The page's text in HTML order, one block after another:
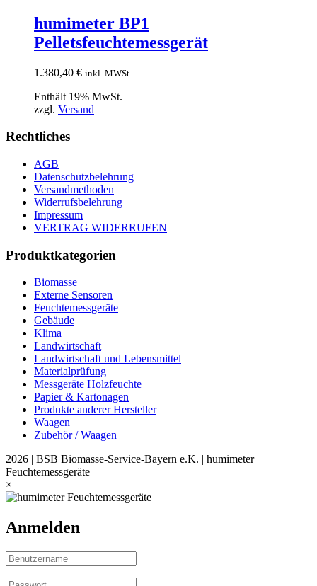
humimeter BP1
Pelletsfeuchtemessgerät
1.380,40 € inkl. MWSt
Enthält 19% MwSt.
zzgl. Versand
Rechtliches
AGB
Datenschutzbelehrung
Versandmethoden
Widerrufsbelehrung
Impressum
VERTRAG WIDERRUFEN
Produktkategorien
Biomasse
Externe Sensoren
Feuchtemessgeräte
Gebäude
Klima
Landwirtschaft
Landwirtschaft und Lebensmittel
Materialprüfung
Messgeräte Holzfeuchte
Papier & Kartonagen
Produkte anderer Hersteller
Waagen
Zubehör / Waagen
2026 | BSB Biomasse-Service-Bayern e.K. | humimeter
Feuchtemessgeräte
×
Anmelden